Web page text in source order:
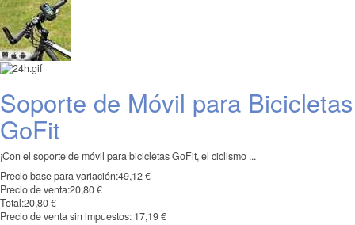
Soporte de Móvil para Bicicletas
GoFit
¡Con el soporte de móvil para bicicletas GoFit, el ciclismo ...
Precio base para variación:49,12 €
Precio de venta:20,80 €
Total:20,80 €
Precio de venta sin impuestos: 17,19 €